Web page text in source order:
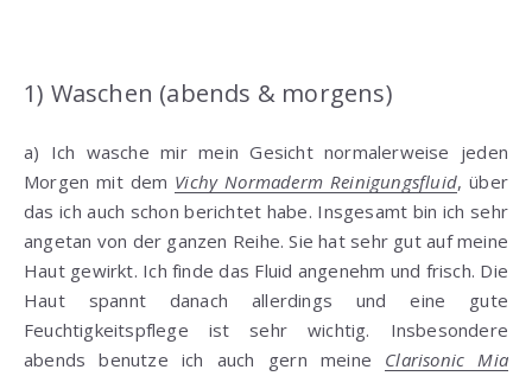
1) Waschen (abends & morgens)
a) Ich wasche mir mein Gesicht normalerweise jeden
Morgen mit dem Vichy Normaderm Reinigungsfluid, über
das ich auch schon berichtet habe. Insgesamt bin ich sehr
angetan von der ganzen Reihe. Sie hat sehr gut auf meine
Haut gewirkt. Ich finde das Fluid angenehm und frisch. Die
Haut spannt danach allerdings und eine gute
Feuchtigkeitspflege ist sehr wichtig. Insbesondere
abends benutze ich auch gern meine Clarisonic Mia